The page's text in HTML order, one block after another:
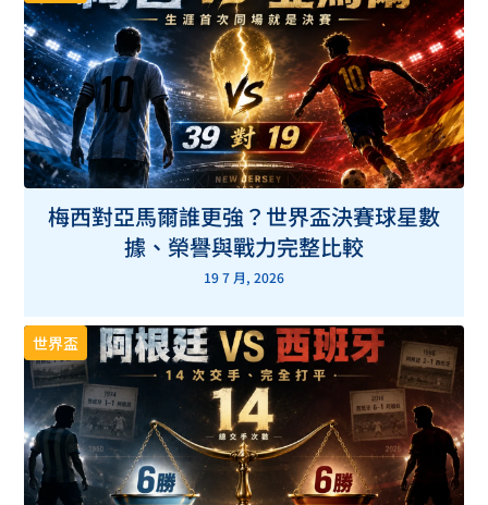
梅西對亞馬爾誰更強？世界盃決賽球星數
據、榮譽與戰力完整比較
19 7 月, 2026
世界盃